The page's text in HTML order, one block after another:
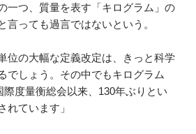
一つ、質量を表す「キログラム」の
言っても過言ではないという。
位の大幅な定義改定は、きっと科学
でしょう。その中でもキログラム
際度量衡総会以来、130年ぶりとい
れています」